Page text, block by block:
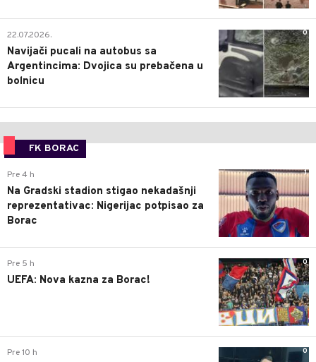
0
22.07.2026.
Navijači pucali na autobus sa
Argentincima: Dvojica su prebačena u
bolnicu
FK BORAC
1
Pre 4 h
Na Gradski stadion stigao nekadašnji
reprezentativac: Nigerijac potpisao za
Borac
0
Pre 5 h
UEFA: Nova kazna za Borac!
0
Pre 10 h